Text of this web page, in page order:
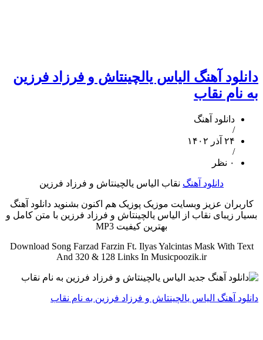
دانلود آهنگ الیاس یالچینتاش و فرزاد فرزین
به نام نقاب
دانلود آهنگ
/
۲۴ آذر ۱۴۰۲
/
۰ نظر
دانلود آهنگ نقاب الیاس یالچینتاش و فرزاد فرزین
کاربران عزیز وبسایت موزیک پوزیک هم اکنون بشنوید دانلود آهنگ
بسیار زیبای نقاب از الیاس یالچینتاش و فرزاد فرزین با متن کامل و
بهترین کیفیت MP3
Download Song Farzad Farzin Ft. Ilyas Yalcintas Mask With Text
And 320 & 128 Links In Musicpoozik.ir
دانلود آهنگ الیاس یالچینتاش و فرزاد فرزین به نام نقاب